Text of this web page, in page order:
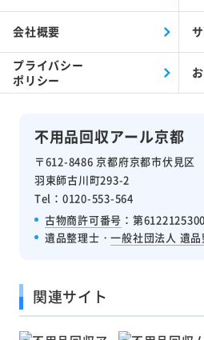
不用品回収アール京都
〒612-8486 京都府京都市伏見区
羽束師古川町293-2
Tel：0120-553-564
古物商許可番号 ：第
遺品整理士・一般社団法人 遺
会社概要
プライバシー
ポリシー
関連サイト